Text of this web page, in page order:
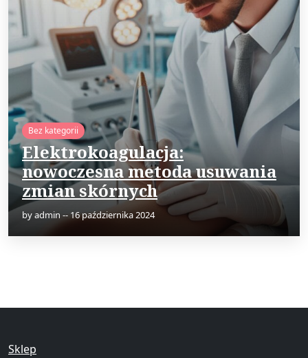
Bez kategorii
Elektrokoagulacja:
nowoczesna metoda usuwania
zmian skórnych
byadmin --16 października 2024
Sklep